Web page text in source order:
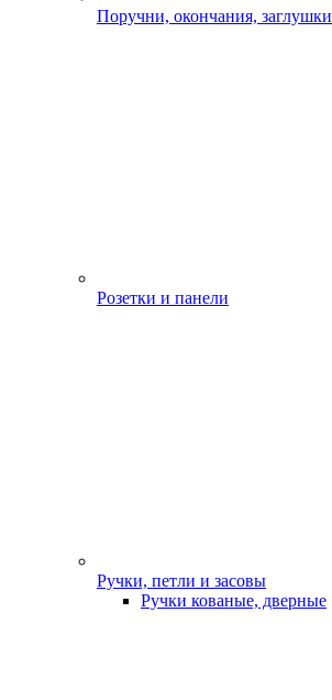
Поручни, окончания, заглушки
Розетки и панели
Ручки, петли и засовы
Ручки кованые, дверные